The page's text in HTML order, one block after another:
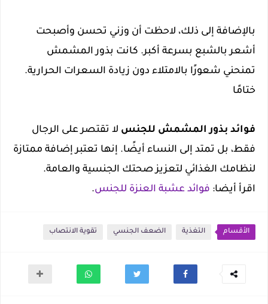
بالإضافة إلى ذلك، لاحظت أن وزني تحسن وأصبحت
أشعر بالشبع بسرعة أكبر. كانت بذور المشمش
تمنحني شعورًا بالامتلاء دون زيادة السعرات الحرارية.
ختامًا
فوائد بذور المشمش للجنس لا تقتصر على الرجال
فقط، بل تمتد إلى النساء أيضًا. إنها تعتبر إضافة ممتازة
لنظامك الغذائي لتعزيز صحتك الجنسية والعامة.
اقرأ أيضا: فوائد عشبة العنزة للجنس.
الأقسام التغذية الضعف الجنسي تقوية الانتصاب